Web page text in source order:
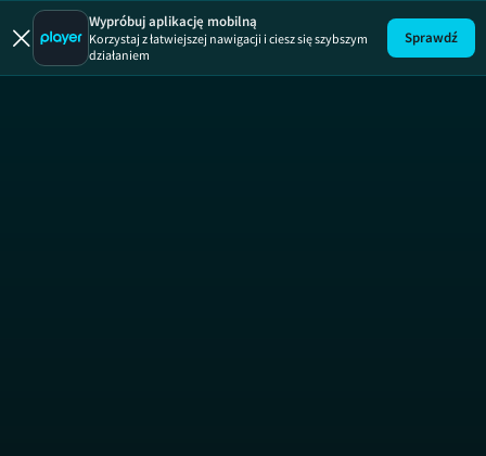
19 + ODCINEK 12
19 +
Wypróbuj aplikację mobilną
Korzystaj z łatwiejszej nawigacji i ciesz się szybszym
działaniem
Sprawdź